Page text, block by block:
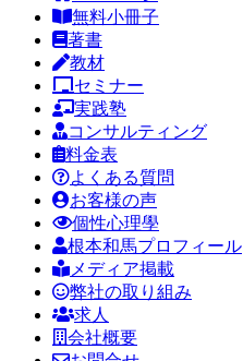
無料小冊子
著書
教材
セミナー
実践塾
コンサルティング
料金表
よくある質問
お客様の声
個性心理學
根本和馬プロフィール
メディア掲載
弊社の取り組み
求人
会社概要